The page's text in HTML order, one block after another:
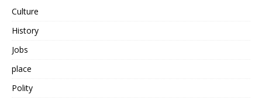
Culture
History
Jobs
place
Polity